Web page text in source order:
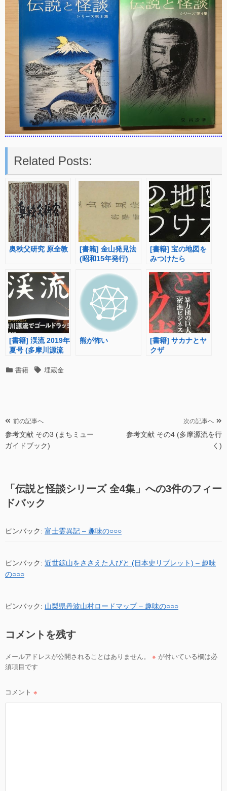
Related Posts:
奥秩父研究 原全教
[書籍] 金山発見法
(昭和15年発行)
[書籍] 宝の地図を
みつけたら
[書籍] 渓流 2019年
夏号 (多摩川源流
ュ!?)
熊が怖い
[書籍] サカナとヤ
クザ
カ 書籍
タ 埋蔵金
投
稿
ナ
シ
ン
前の記事へ
参考文献 その3 (まちミュー
ガイドブック)
次の記事へ
参考文献 その4 (多摩源流を行
く)
「 伝説と怪談シリーズ 全4集 」への3件のフィー
ドバック
ピンバック: 富士霊異記 – 趣味の○○○
ピンバック: 近世鉱山をささえた人びと (日本史リブレット) – 趣味
の○○○
ピンバック: 山梨県丹波山村ロードマップ – 趣味の○○○
コメントを残す
メールアドレスが公開されることはありません。 ※ が付いている欄は必
須項目です
コメント ※